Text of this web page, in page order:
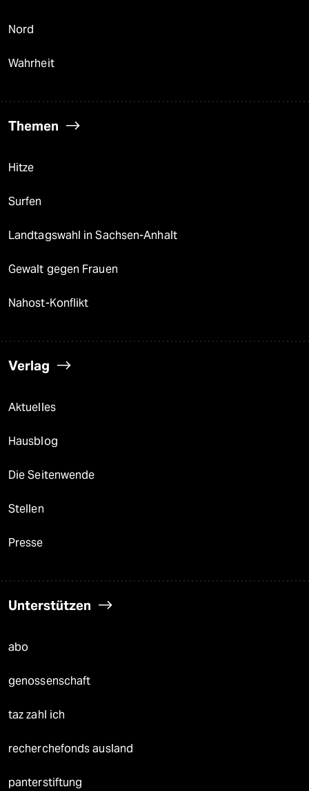
Nord
Wahrheit
Themen
Hitze
Surfen
Landtagswahl in Sachsen-Anhalt
Gewalt gegen Frauen
Nahost-Konflikt
Verlag
Aktuelles
Hausblog
Die Seitenwende
Stellen
Presse
Unterstützen
abo
genossenschaft
taz zahl ich
recherchefonds ausland
panterstiftung